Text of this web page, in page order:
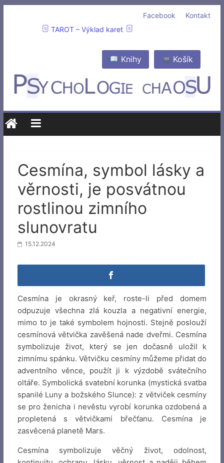
Kontakt
Facebook
TAROT – Výklad karet
Košík
Knihy
Cesmína, symbol lásky a
věrnosti, je posvátnou
rostlinou zimního
slunovratu
15.12.2024
Cesmína je okrasný keř, roste-li před domem
odpuzuje všechna zlá kouzla a negativní energie,
mimo to je také symbolem hojnosti. Stejně poslouží
cesmínová větvička zavěšená nade dveřmi. Cesmína
symbolizuje život, který se jen dočasně uložil k
zimnímu spánku. Větvičku cesmíny můžeme přidat do
adventního věnce, použít ji k výzdobě svátečního
oltáře. Symbolická svatební korunka (mystická svatba
spanilé Luny a božského Slunce): z větviček cesmíny
se pro ženicha i nevěstu vyrobí korunka ozdobená a
propletená s větvičkami břečťanu. Cesmína je
zasvěcená planetě Mars.
Cesmína symbolizuje věčný život, odolnost,